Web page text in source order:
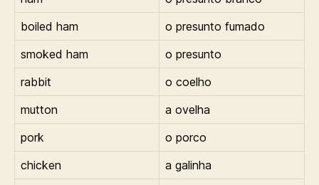
boiled ham
o presunto fumado
smoked ham
o presunto
rabbit
o coelho
mutton
a ovelha
pork
o porco
chicken
a galinha